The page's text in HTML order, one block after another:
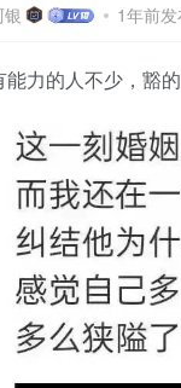
银 1年前
能力的人不少，豁